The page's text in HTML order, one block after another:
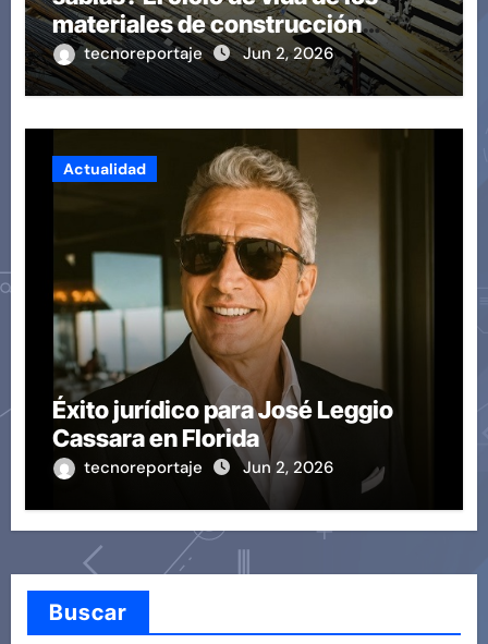
materiales de construcción
revoluciona eficiencia en
proyectos modernos
tecnoreportaje Jun 2, 2026
Actualidad
Éxito jurídico para José Leggio
Cassara en Florida
tecnoreportaje Jun 2, 2026
Buscar